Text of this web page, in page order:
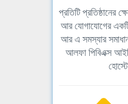
প্রতিটি প্রতিষ্ঠানের
আর যোগাযোগের
আর এ সমস্যার
আলফা পিবিএক্স